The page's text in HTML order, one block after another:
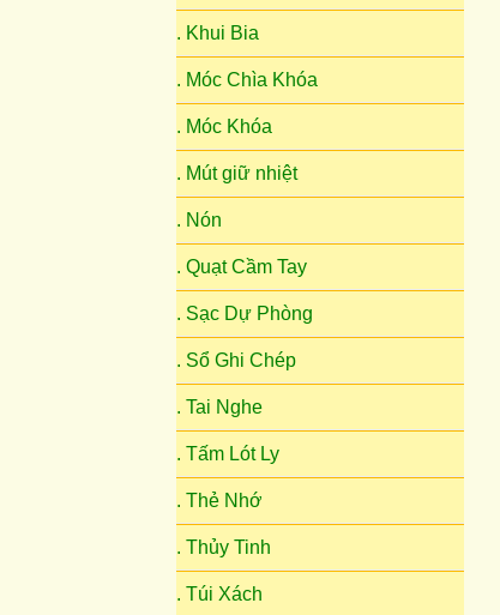
. Khui Bia
. Móc Chìa Khóa
. Móc Khóa
. Mút giữ nhiệt
. Nón
. Quạt Cầm Tay
. Sạc Dự Phòng
. Sổ Ghi Chép
. Tai Nghe
. Tấm Lót Ly
. Thẻ Nhớ
. Thủy Tinh
. Túi Xách